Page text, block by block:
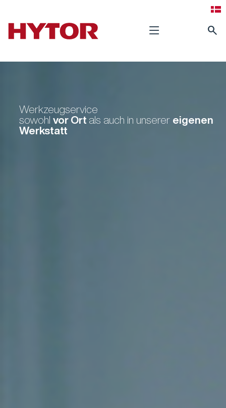
search
Werkzeugservice
sowohlvor Ort als auch in unserer eigenen
Werkstatt